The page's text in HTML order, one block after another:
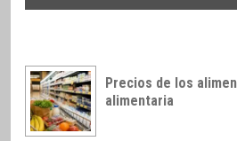
Precios de los
alimentaria